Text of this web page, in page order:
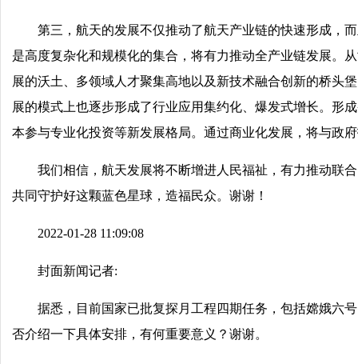
第三，航天的发展不仅推动了航天产业链的快速形成，
是高度复杂化和规模化的集合，将有力推动全产业链发展。
展的沃土、多领域人才聚集高地以及新技术融合创新的桥头
展的模式上也逐步形成了行业应用集约化、爆发式增长。形
本参与专业化投资等新发展格局。通过商业化发展，将与政
我们相信，航天发展将不断增进人民福祉，有力推动联
共同守护好这颗蓝色星球，造福民众。谢谢！
2022-01-28 11:09:08
封面新闻记者:
据悉，目前国家已批复探月工程四期任务，包括嫦娥六
否介绍一下具体安排，有何重要意义？谢谢。